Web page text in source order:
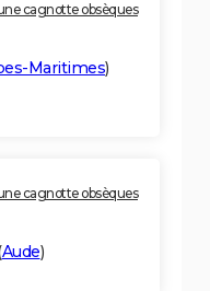
cagnotte obsèques
Maritimes)
cagnotte obsèques
Aude)